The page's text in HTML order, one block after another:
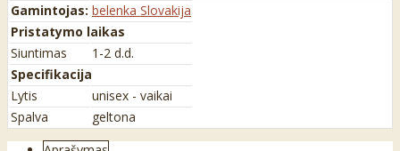
Gamintojas: belenka Slovakija
Pristatymo laikas
Siuntimas
1-2 d.d.
Specifikacija
Lytis
unisex - vaikai
Spalva
geltona